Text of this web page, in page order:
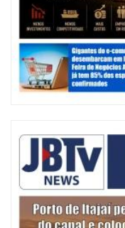
Nem toda violência deixa
violência contra a mulher
BALNEÁRIO